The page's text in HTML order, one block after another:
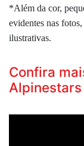
*Além da cor,
evidentes nas
ilustrativas.
Confira